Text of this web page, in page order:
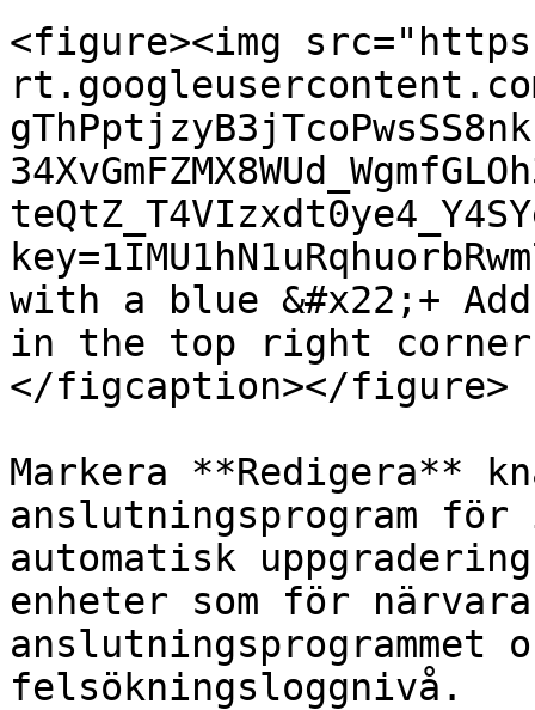
<figure><img
with a blue &#x22;+
in the top right
</figcaption></figure>
Markera **Redigera**
anslutningsprogram
automatisk
enheter som för
felsökningsloggnivå.